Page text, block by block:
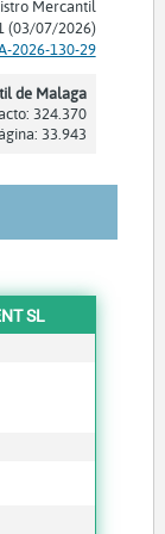
Mercantil
(03/07/2026)
2026-130-29
de Malaga
324.370
33.943
SL